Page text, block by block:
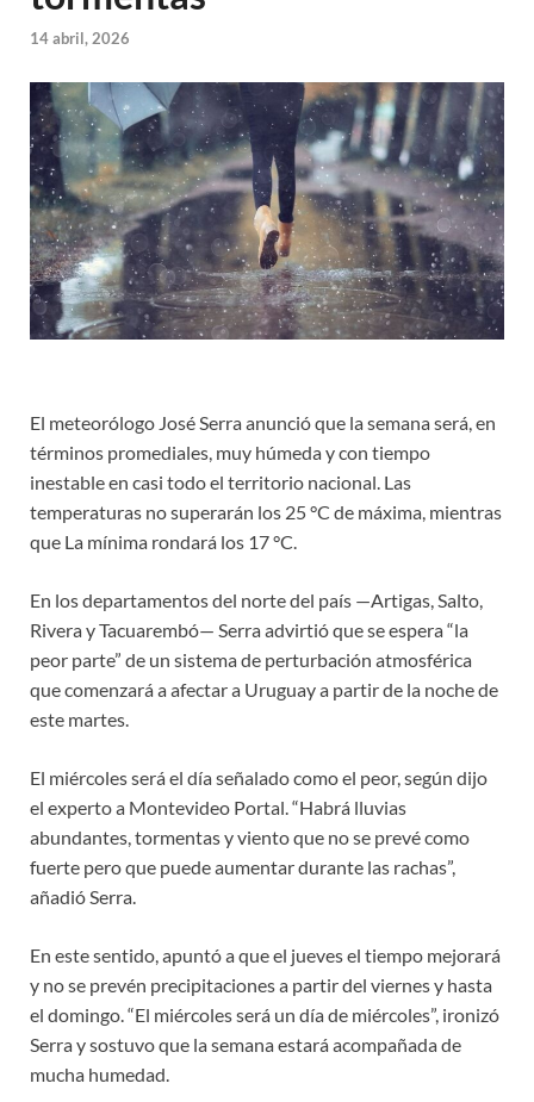
14 abril, 2026
El meteorólogo José Serra anunció que la semana será, en
términos promediales, muy húmeda y con tiempo
inestable en casi todo el territorio nacional. Las
temperaturas no superarán los 25 °C de máxima, mientras
que La mínima rondará los 17 °C.
En los departamentos del norte del país —Artigas, Salto,
Rivera y Tacuarembó— Serra advirtió que se espera “la
peor parte” de un sistema de perturbación atmosférica
que comenzará a afectar a Uruguay a partir de la noche de
este martes.
El miércoles será el día señalado como el peor, según dijo
el experto a Montevideo Portal. “Habrá lluvias
abundantes, tormentas y viento que no se prevé como
fuerte pero que puede aumentar durante las rachas”,
añadió Serra.
En este sentido, apuntó a que el jueves el tiempo mejorará
y no se prevén precipitaciones a partir del viernes y hasta
el domingo. “El miércoles será un día de miércoles”, ironizó
Serra y sostuvo que la semana estará acompañada de
mucha humedad.